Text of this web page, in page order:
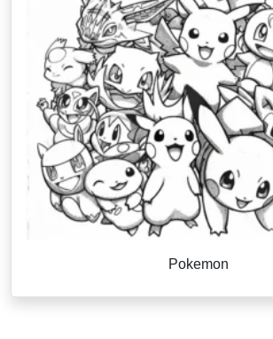
Pokemon